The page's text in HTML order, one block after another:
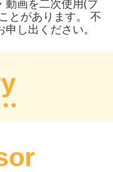
動画を二次使用(ブ
とがあります。 不
し出ください。